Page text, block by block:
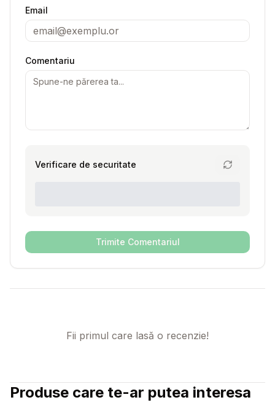
Email
Comentariu
Verificare de securitate
Trimite Comentariul
Fii primul care lasă o recenzie!
Produse care te-ar putea interesa